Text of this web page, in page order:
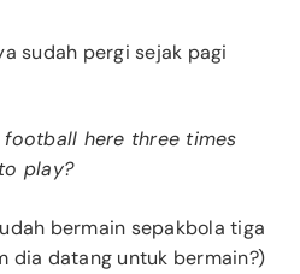
sudah pergi sejak pagi
here three times
play?
bermain sepakbola tiga
dia datang untuk bermain?)